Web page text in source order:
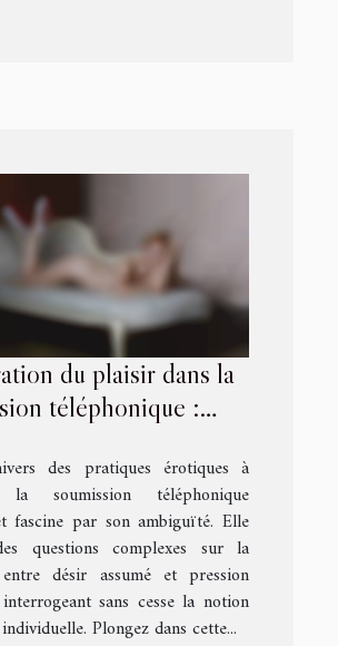
du plaisir dans la
téléphonique :
des pratiques érotiques à
la soumission téléphonique
fascine par son ambiguïté. Elle
questions complexes sur la
désir assumé et pression
sans cesse la notion
Plongez dans cette...